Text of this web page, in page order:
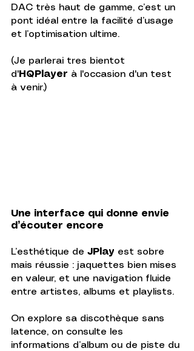
DAC très haut de gamme, c’est un
pont idéal entre la facilité d’usage
et l’optimisation ultime.
(Je parlerai tres bientot
d' HQPlayer à l'occasion d'un test
à venir.)
Une interface qui donne envie
d’écouter encore
L’esthétique de JPlay est sobre
mais réussie : jaquettes bien mises
en valeur, et une navigation fluide
entre artistes, albums et playlists.
On explore sa discothèque sans
latence, on consulte les
informations d’album ou de piste du